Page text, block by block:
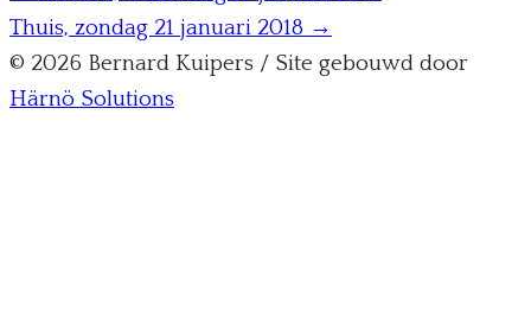
Thuis, zondag 21 januari 2018 →
© 2026 Bernard Kuipers / Site gebouwd door
Härnö Solutions